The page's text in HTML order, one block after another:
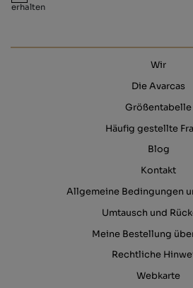
erhalten
Wir
Die Avarcas
Größentabelle
Häufig gestellte
Blog
Kontakt
Allgemeine Bedingungen
Umtausch und
Meine Bestellung
Rechtliche
Webkarte